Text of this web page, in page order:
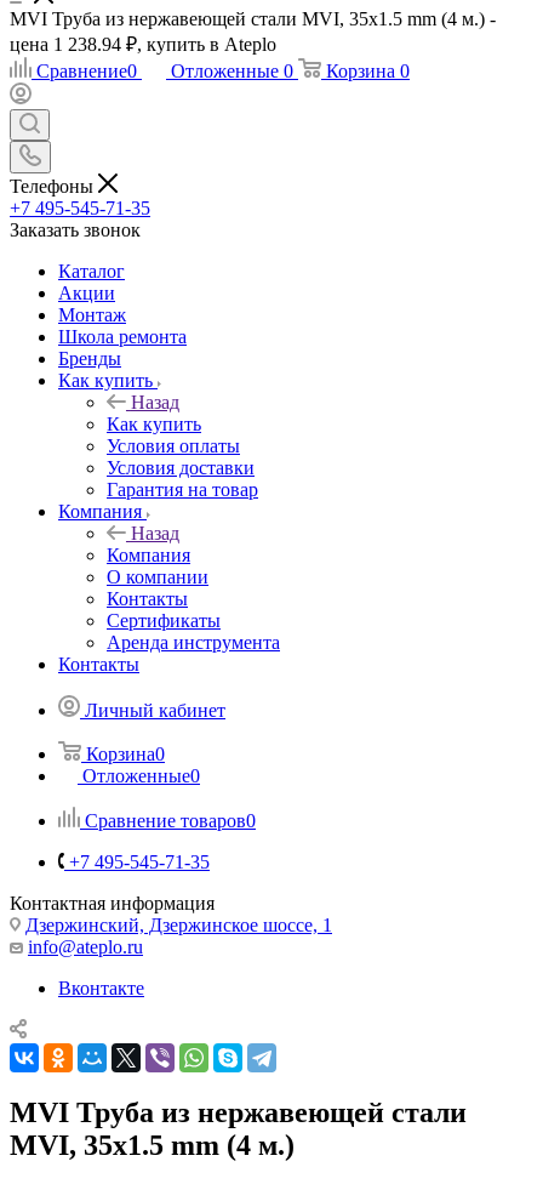
MVI Труба из нержавеющей стали MVI, 35х1.5 mm (4 м.) -
цена 1 238.94 ₽, купить в Ateplo
Сравнение0 Отложенные 0 Корзина 0
Телефоны
+7 495-545-71-35
Заказать звонок
Каталог
Акции
Монтаж
Школа ремонта
Бренды
Как купить
Назад
Как купить
Условия оплаты
Условия доставки
Гарантия на товар
Компания
Назад
Компания
О компании
Контакты
Сертификаты
Аренда инструмента
Контакты
Личный кабинет
Корзина0
Отложенные0
Сравнение товаров0
+7 495-545-71-35
Контактная информация
Дзержинский, Дзержинское шоссе, 1
info@ateplo.ru
Вконтакте
MVI Труба из нержавеющей стали
MVI, 35х1.5 mm (4 м.)